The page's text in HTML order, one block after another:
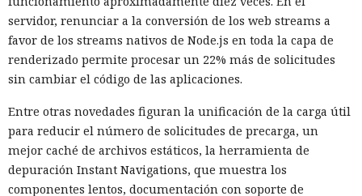
servidor, renunciar a la conversión de los web streams a
favor de los streams nativos de Node.js en toda la capa de
renderizado permite procesar un 22% más de solicitudes
sin cambiar el código de las aplicaciones.
Entre otras novedades figuran la unificación de la carga útil
para reducir el número de solicitudes de precarga, un
mejor caché de archivos estáticos, la herramienta de
depuración Instant Navigations, que muestra los
componentes lentos, documentación con soporte de